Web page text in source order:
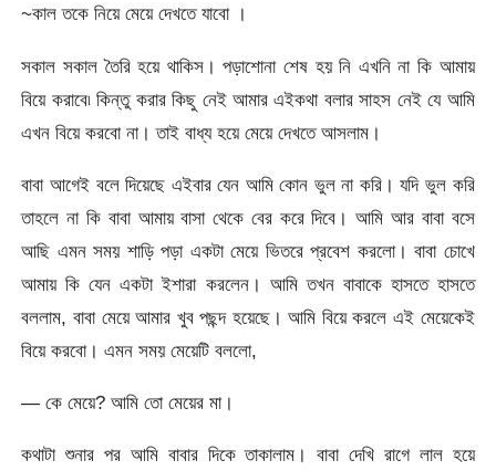
~কাল তকে নিয়ে মেয়ে দেখতে যাবো ।
সকাল সকাল তৈরি হয়ে থাকিস। পড়াশোনা শেষ হয় নি এখনি না কি আমায়
বিয়ে করাবে৷ কিন্তু করার কিছু নেই আমার এইকথা বলার সাহস নেই যে আমি
এখন বিয়ে করবো না। তাই বাধ্য হয়ে মেয়ে দেখতে আসলাম।
বাবা আগেই বলে দিয়েছে এইবার যেন আমি কোন ভুল না করি। যদি ভুল করি
তাহলে না কি বাবা আমায় বাসা থেকে বের করে দিবে। আমি আর বাবা বসে
আছি এমন সময় শাড়ি পড়া একটা মেয়ে ভিতরে প্রবেশ করলো। বাবা চোখে
আমায় কি যেন একটা ইশারা করলেন। আমি তখন বাবাকে হাসতে হাসতে
বললাম, বাবা মেয়ে আমার খুব পছন্দ হয়েছে। আমি বিয়ে করলে এই মেয়েকেই
বিয়ে করবো। এমন সময় মেয়েটি বললো,
— কে মেয়ে? আমি তো মেয়ের মা।
কথাটা শুনার পর আমি বাবার দিকে তাকালাম। বাবা দেখি রাগে লাল হয়ে